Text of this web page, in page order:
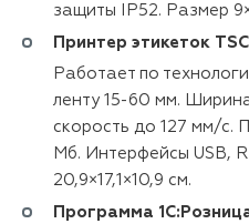
защиты IP52. Размер
Принтер этикеток
Работает по
ленту 15-60 мм.
скорость до 127 мм/с.
Мб. Интерфейсы USB,
20,9×17,1×10,9 см.
Программа